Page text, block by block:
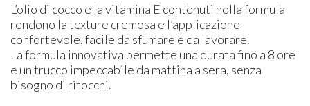
L’olio di cocco e la vitamina E contenuti nella formula
rendono la texture cremosa e l’applicazione
confortevole, facile da sfumare e da lavorare.
La formula innovativa permette una durata fino a 8 ore
e un trucco impeccabile da mattina a sera, senza
bisogno di ritocchi.